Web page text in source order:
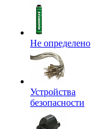
Не определено
Устройства
безопасности